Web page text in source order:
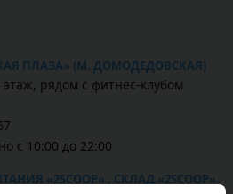
ПЛАЗА» (М. ДОМОДЕДОВСКАЯ)
рядом с фитнес-клубом
с 10:00 до 22:00
«2SCOOP» , СКЛАД «2SCOOP»